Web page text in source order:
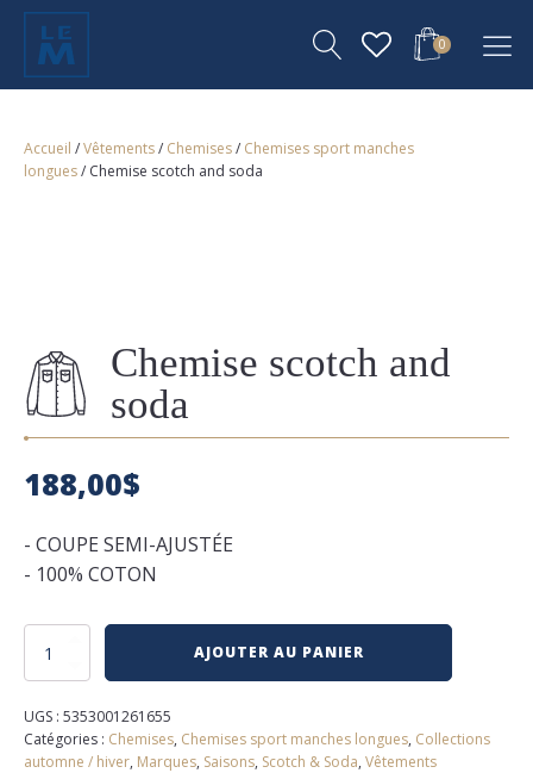
0
Accueil /Vêtements/ Chemises/ Chemises sport manches
longues/ Chemise scotch and soda
Chemise scotch and
soda
188,00$
- COUPE SEMI-AJUSTÉE
- 100% COTON
quantité
scotch
and
soda
AJOUTER AU PANIER
UGS : 5353001261655
Catégories : Chemises, Chemises sport manches longues, Collections
automne / hiver, Marques, Saisons, Scotch & Soda, Vêtements